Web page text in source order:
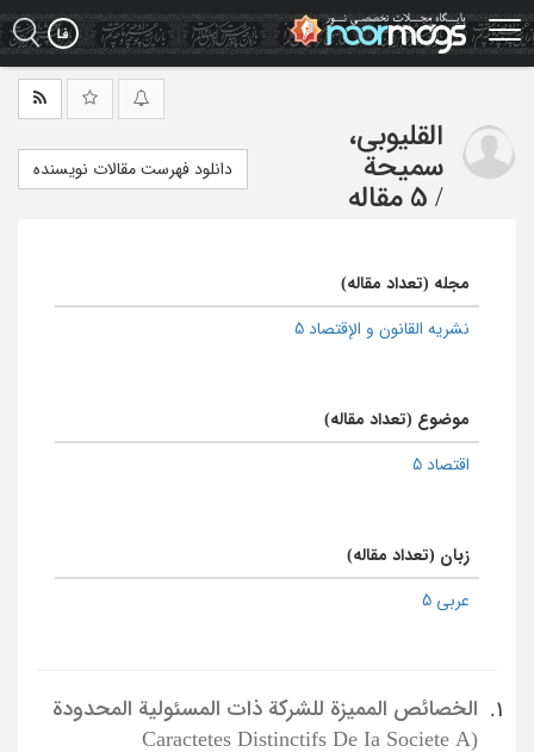
Skip
to
main
القلیوبی،
سمیحة
/ 5 مقاله
دانلود فهرست مقالات نویسنده
مجله (تعداد مقاله)
نشریه القانون و الإقتصاد 5
موضوع (تعداد مقاله)
اقتصاد 5
زبان (تعداد مقاله)
عربی 5
1.
الخصائص الممیزة للشرکة ذات المسئولیة المحدودة
(Caractetes Distinctifs De Ia Societe A